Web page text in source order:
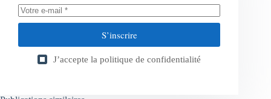
S’inscrire
J’accepte la politique de confidentialité